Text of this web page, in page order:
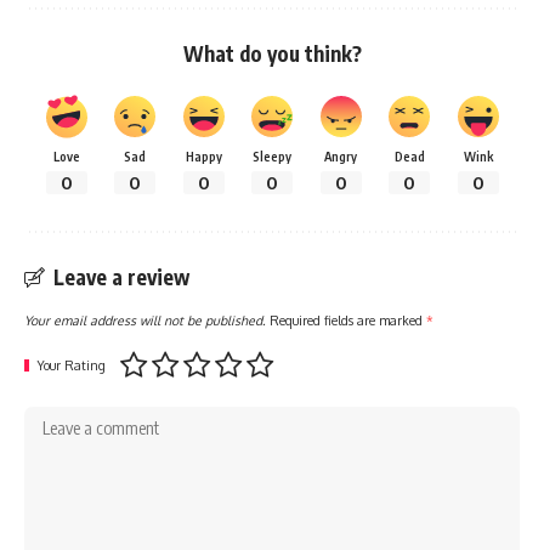
What do you think?
Love
0
Sad
0
Happy
0
Sleepy
0
Angry
0
Dead
0
Wink
0
Leave a review
Your email address will not be published. Required fields are marked *
Your Rating